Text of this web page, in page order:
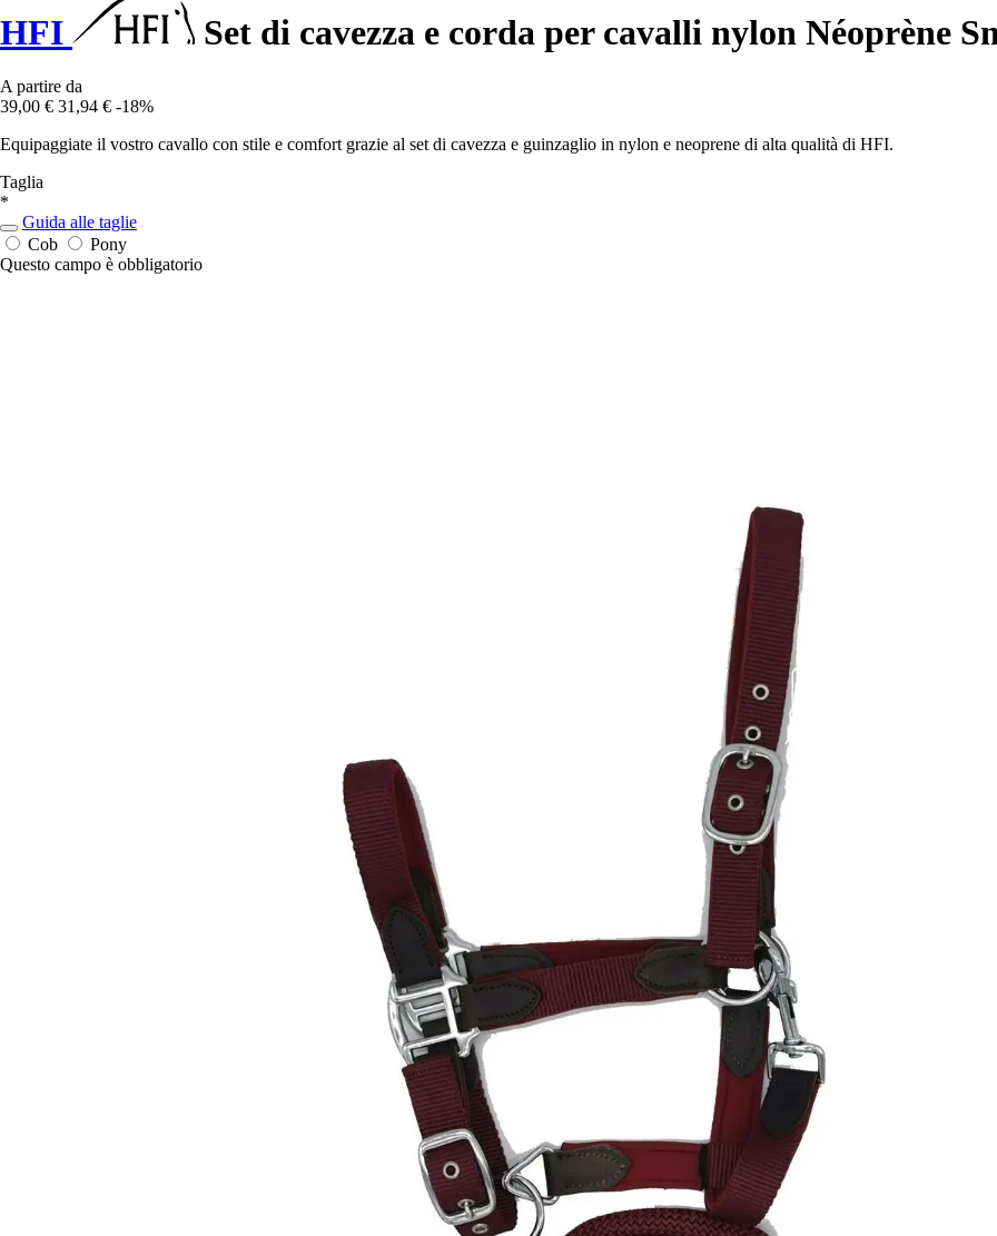
HFI Set di cavezza e corda per cavalli nylon Néoprène
A partire da
39,00 € 31,94 € -18%
Equipaggiate il vostro cavallo con stile e comfort grazie al set di cavezza e guinzaglio in nylon e neoprene di alta qualità di HFI.
Taglia
*
Guida alle taglie
Cob
Pony
Questo campo è obbligatorio